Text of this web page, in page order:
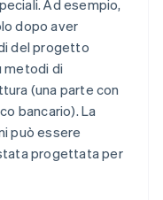
Ad esempio,
dopo aver
del progetto
metodi di
(una parte con
bancario). La
può essere
progettata per